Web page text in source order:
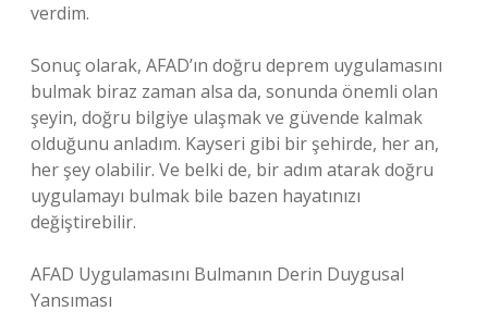
verdim.
Sonuç olarak, AFAD’ın doğru deprem uygulamasını
bulmak biraz zaman alsa da, sonunda önemli olan
şeyin, doğru bilgiye ulaşmak ve güvende kalmak
olduğunu anladım. Kayseri gibi bir şehirde, her an,
her şey olabilir. Ve belki de, bir adım atarak doğru
uygulamayı bulmak bile bazen hayatınızı
değiştirebilir.
AFAD Uygulamasını Bulmanın Derin Duygusal
Yansıması